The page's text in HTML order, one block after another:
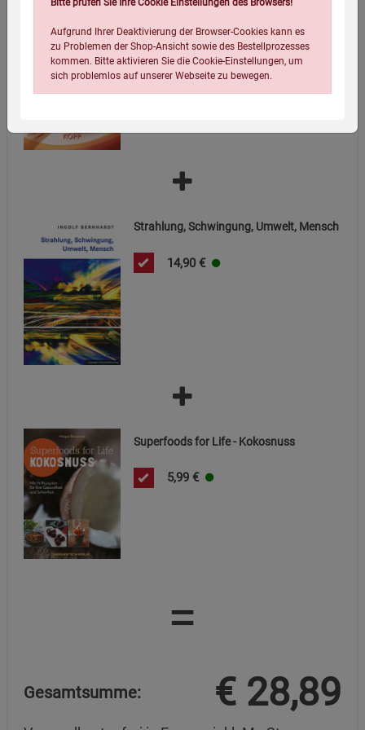
Krampfadern schonend und natürlich
8,00 €
Strahlung, Schwingung, Umwelt, Mensch
14,90 €
Superfoods for Life - Kokosnuss
5,99 €
=
Gesamtsumme: € 28,89
Aufgrund Ihrer Deaktivierung der Browser-Cookies kann es
zu Problemen der Shop-Ansicht sowie des Bestellprozesses
kommen. Bitte aktivieren Sie die Cookie-Einstellungen, um
sich problemlos auf unserer Webseite zu bewegen.
Einstellungen speichern für die GruppeEinstellungen speichern für die Gruppe
Einstellungen speichern für die Gruppe
Einwilligung nicht erteilen
Notwendige Cookies (5)
Beschreibung Notwendige Cookies
Cookie-Informationen
Beschreibung Funktionale Cookies
Cookie-Informationen
Statistik Cookies (2)
Beschreibung Statistik Cookies
Marketing Cookies (3)
Datenschutzerklärung Impressum